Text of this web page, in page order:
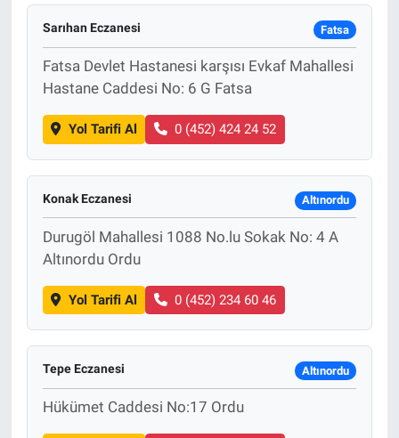
Sarıhan Eczanesi Fatsa
Fatsa Devlet Hastanesi karşısı Evkaf Mahallesi
Hastane Caddesi No: 6 G Fatsa
Yol Tarifi Al 0 (452) 424 24 52
Konak Eczanesi Altınordu
Durugöl Mahallesi 1088 No.lu Sokak No: 4 A
Altınordu Ordu
Yol Tarifi Al 0 (452) 234 60 46
Tepe Eczanesi Altınordu
Hükümet Caddesi No:17 Ordu